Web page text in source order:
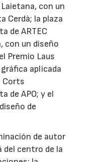
con un
Cerdà; la plaza
de ARTEC
con un diseño
Premio Laus
aplicada
Corts
de APO; y el
de
de autor
del centro de la